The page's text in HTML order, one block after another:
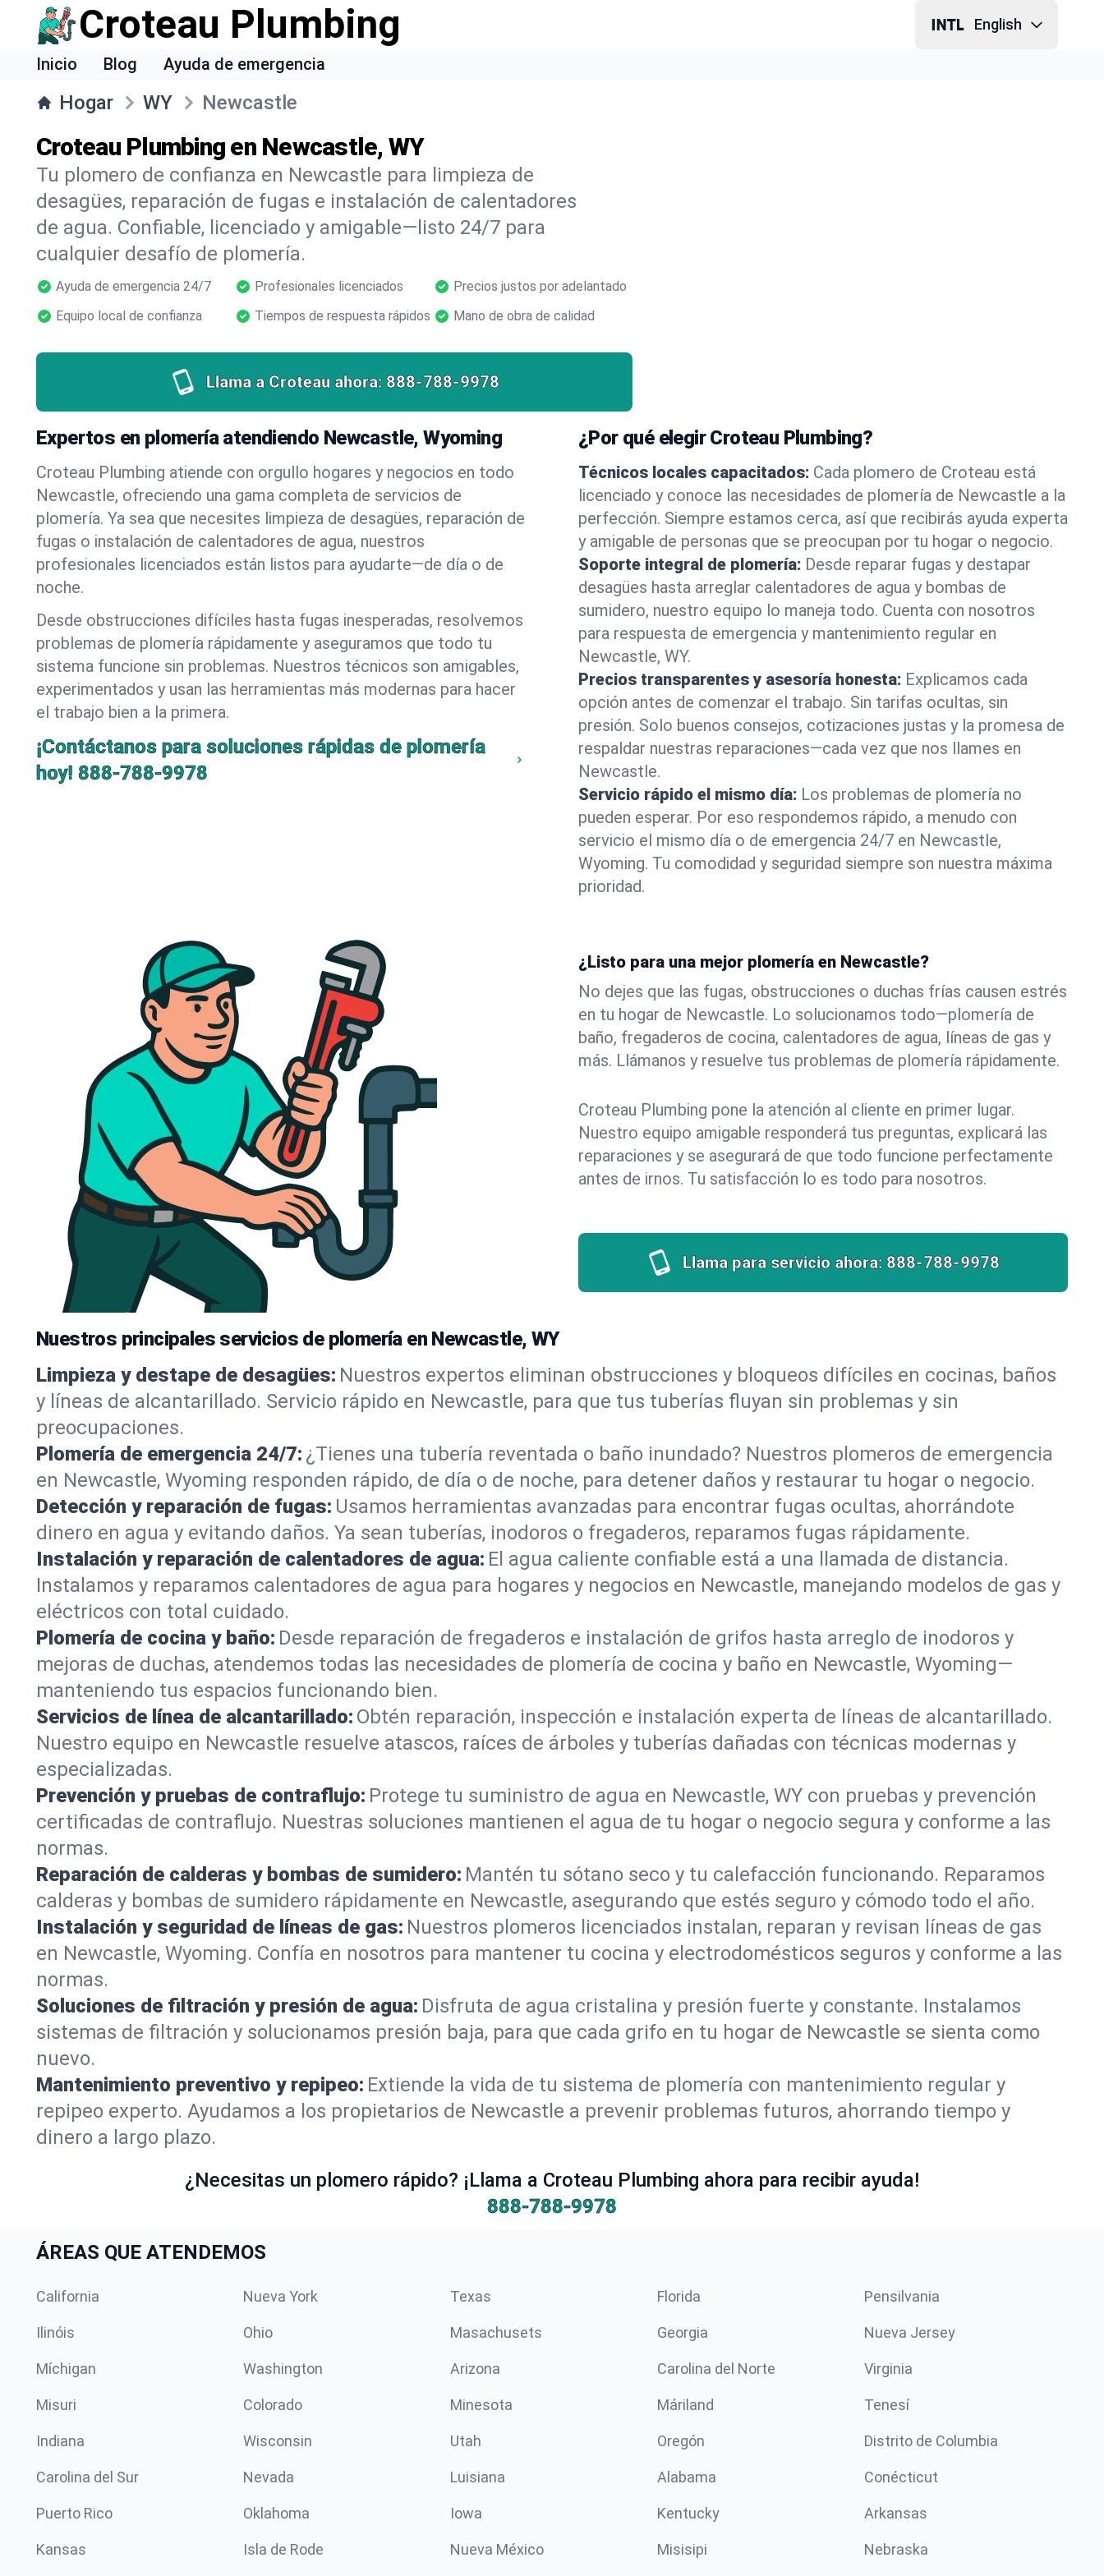
Croteau Plumbing English
Inicio Blog Ayuda de emergencia
Hogar WY Newcastle
Croteau Plumbing en Newcastle, WY
Tu plomero de confianza en Newcastle para limpieza de
desagües, reparación de fugas e instalación de calentadores
de agua. Confiable, licenciado y amigable—listo 24/7 para
cualquier desafío de plomería.
Ayuda de emergencia 24/7 Profesionales licenciados
Precios justos por adelantado
Equipo local de confianza
Tiempos de respuesta rápidos Mano de obra de calidad
Llama a Croteau ahora: 888-788-9978
Expertos en plomería atendiendo Newcastle, Wyoming
Croteau Plumbing atiende con orgullo hogares y negocios en todo
Newcastle, ofreciendo una gama completa de servicios de
plomería. Ya sea que necesites limpieza de desagües, reparación de
fugas o instalación de calentadores de agua, nuestros
profesionales licenciados están listos para ayudarte—de día o de
noche.
Desde obstrucciones difíciles hasta fugas inesperadas, resolvemos
problemas de plomería rápidamente y aseguramos que todo tu
sistema funcione sin problemas. Nuestros técnicos son amigables,
experimentados y usan las herramientas más modernas para hacer
el trabajo bien a la primera.
¡Contáctanos para soluciones rápidas de plomería
hoy! 888-788-9978
¿Por qué elegir Croteau Plumbing?
Técnicos locales capacitados: Cada plomero de Croteau está
licenciado y conoce las necesidades de plomería de Newcastle a la
perfección. Siempre estamos cerca, así que recibirás ayuda experta
y amigable de personas que se preocupan por tu hogar o negocio.
Soporte integral de plomería: Desde reparar fugas y destapar
desagües hasta arreglar calentadores de agua y bombas de
sumidero, nuestro equipo lo maneja todo. Cuenta con nosotros
para respuesta de emergencia y mantenimiento regular en
Newcastle, WY.
Precios transparentes y asesoría honesta: Explicamos cada
opción antes de comenzar el trabajo. Sin tarifas ocultas, sin
presión. Solo buenos consejos, cotizaciones justas y la promesa de
respaldar nuestras reparaciones—cada vez que nos llames en
Newcastle.
Servicio rápido el mismo día: Los problemas de plomería no
pueden esperar. Por eso respondemos rápido, a menudo con
servicio el mismo día o de emergencia 24/7 en Newcastle,
Wyoming. Tu comodidad y seguridad siempre son nuestra máxima
prioridad.
¿Listo para una mejor plomería en Newcastle?
No dejes que las fugas, obstrucciones o duchas frías causen estrés
en tu hogar de Newcastle. Lo solucionamos todo—plomería de
baño, fregaderos de cocina, calentadores de agua, líneas de gas y
más. Llámanos y resuelve tus problemas de plomería rápidamente.
Croteau Plumbing pone la atención al cliente en primer lugar.
Nuestro equipo amigable responderá tus preguntas, explicará las
reparaciones y se asegurará de que todo funcione perfectamente
antes de irnos. Tu satisfacción lo es todo para nosotros.
Llama para servicio ahora: 888-788-9978
Nuestros principales servicios de plomería en Newcastle, WY
Limpieza y destape de desagües: Nuestros expertos eliminan obstrucciones y bloqueos difíciles en cocinas, baños
y líneas de alcantarillado. Servicio rápido en Newcastle, para que tus tuberías fluyan sin problemas y sin
preocupaciones.
Plomería de emergencia 24/7: ¿Tienes una tubería reventada o baño inundado? Nuestros plomeros de emergencia
en Newcastle, Wyoming responden rápido, de día o de noche, para detener daños y restaurar tu hogar o negocio.
Detección y reparación de fugas: Usamos herramientas avanzadas para encontrar fugas ocultas, ahorrándote
dinero en agua y evitando daños. Ya sean tuberías, inodoros o fregaderos, reparamos fugas rápidamente.
Instalación y reparación de calentadores de agua: El agua caliente confiable está a una llamada de distancia.
Instalamos y reparamos calentadores de agua para hogares y negocios en Newcastle, manejando modelos de gas y
eléctricos con total cuidado.
Plomería de cocina y baño: Desde reparación de fregaderos e instalación de grifos hasta arreglo de inodoros y
mejoras de duchas, atendemos todas las necesidades de plomería de cocina y baño en Newcastle, Wyoming—
manteniendo tus espacios funcionando bien.
Servicios de línea de alcantarillado: Obtén reparación, inspección e instalación experta de líneas de alcantarillado.
Nuestro equipo en Newcastle resuelve atascos, raíces de árboles y tuberías dañadas con técnicas modernas y
especializadas.
Prevención y pruebas de contraflujo: Protege tu suministro de agua en Newcastle, WY con pruebas y prevención
certificadas de contraflujo. Nuestras soluciones mantienen el agua de tu hogar o negocio segura y conforme a las
normas.
Reparación de calderas y bombas de sumidero: Mantén tu sótano seco y tu calefacción funcionando. Reparamos
calderas y bombas de sumidero rápidamente en Newcastle, asegurando que estés seguro y cómodo todo el año.
Instalación y seguridad de líneas de gas: Nuestros plomeros licenciados instalan, reparan y revisan líneas de gas
en Newcastle, Wyoming. Confía en nosotros para mantener tu cocina y electrodomésticos seguros y conforme a las
normas.
Soluciones de filtración y presión de agua: Disfruta de agua cristalina y presión fuerte y constante. Instalamos
sistemas de filtración y solucionamos presión baja, para que cada grifo en tu hogar de Newcastle se sienta como
nuevo.
Mantenimiento preventivo y repipeo: Extiende la vida de tu sistema de plomería con mantenimiento regular y
repipeo experto. Ayudamos a los propietarios de Newcastle a prevenir problemas futuros, ahorrando tiempo y
dinero a largo plazo.
¿Necesitas un plomero rápido? ¡Llama a Croteau Plumbing ahora para recibir ayuda!
888-788-9978
ÁREAS QUE ATENDEMOS
California Nueva York Texas Florida Pensilvania
Ilinóis Ohio Masachusets Georgia Nueva Jersey
Míchigan Washington Arizona Carolina del Norte Virginia
Misuri Colorado Minesota Máriland Tenesí
Indiana Wisconsin Utah Oregón Distrito de Columbia
Carolina del Sur Nevada Luisiana Alabama Conécticut
Puerto Rico Oklahoma Iowa Kentucky Arkansas
Kansas Isla de Rode Nueva México Misisipi Nebraska